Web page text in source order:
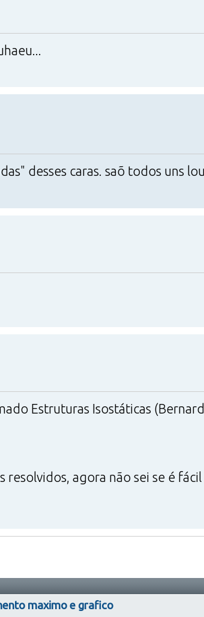
desses caras. saõ todos uns
Estruturas Isostáticas
resolvidos, agora não sei se é
maximo e grafico